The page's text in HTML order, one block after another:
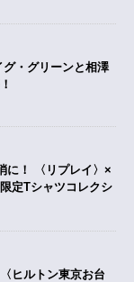
グ・グリーンと相澤
に！ 〈リプレイ〉×
定Tシャツコレクシ
ヒルトン東京お台